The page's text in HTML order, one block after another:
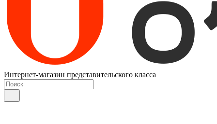
Интернет-магазин представительского класса